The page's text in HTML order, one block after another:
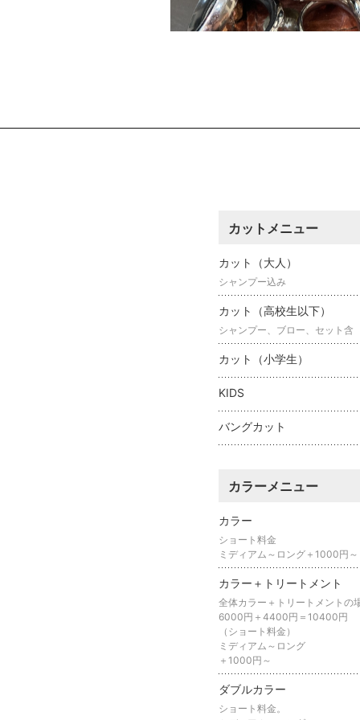
カットメニュー
カット（大人）
シャンプー込み
カット（高校生以下）
シャンプー、ブロー、セット含
カット（小学生）
KIDS
バングカット
カラーメニュー
カラー
ショート料金
ミディアム～ロング＋1000円～
カラー＋トリートメント
全体カラー＋トリートメントの
6000円＋4400円＝10400円
（ショート料金）
ミディアム～ロング
＋1000円～
ダブルカラー
ショート料金。